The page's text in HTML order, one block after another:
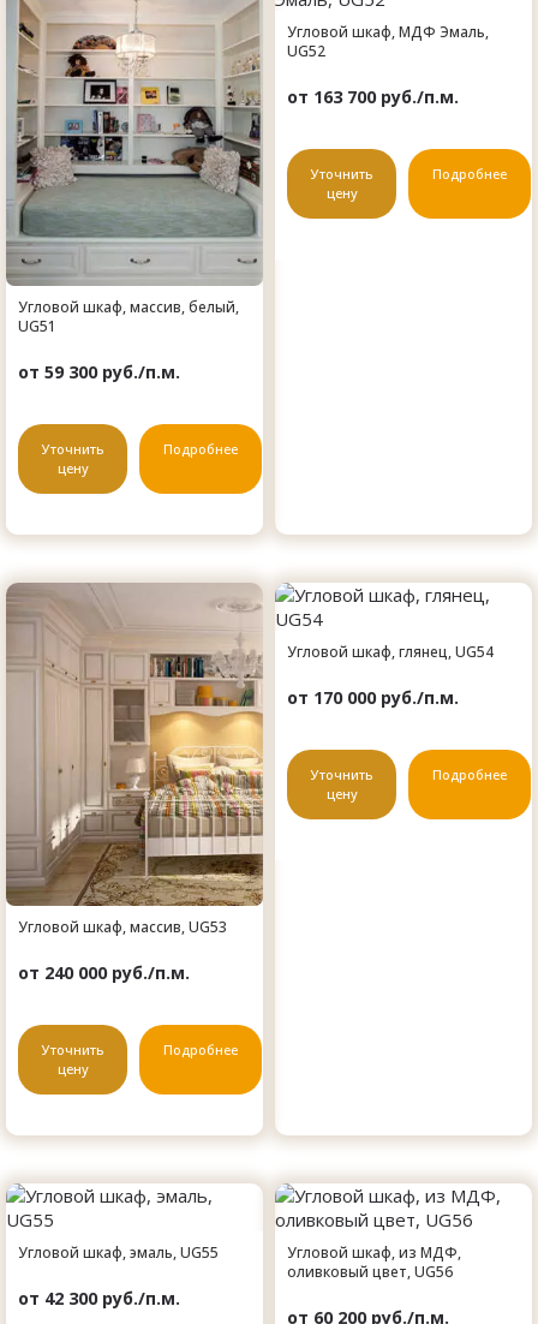
Угловой шкаф, массив, белый,
UG51
от 59 300 руб./п.м.
Уточнить
цену
Подробнее
Угловой шкаф, МДФ Эмаль,
UG52
от 163 700 руб./п.м.
Уточнить
цену
Подробнее
Угловой шкаф, массив, UG53
от 240 000 руб./п.м.
Уточнить
цену
Подробнее
Угловой шкаф, глянец, UG54
от 170 000 руб./п.м.
Уточнить
цену
Подробнее
Угловой шкаф, эмаль, UG55
от 42 300 руб./п.м.
Угловой шкаф, из МДФ,
оливковый цвет, UG56
от 60 200 руб./п.м.